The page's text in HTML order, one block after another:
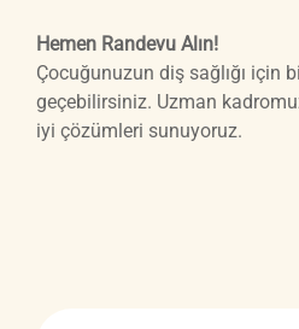
Hemen Randevu Alın!
Çocuğunuzun diş sağlığı için
geçebilirsiniz. Uzman
iyi çözümleri sunuyoruz.